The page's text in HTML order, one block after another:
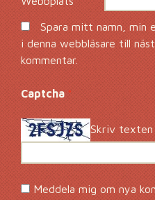
Spara mitt namn, min
i denna webbläsare till
kommentar.
Captcha *
Skriv texten
Meddela mig om nya